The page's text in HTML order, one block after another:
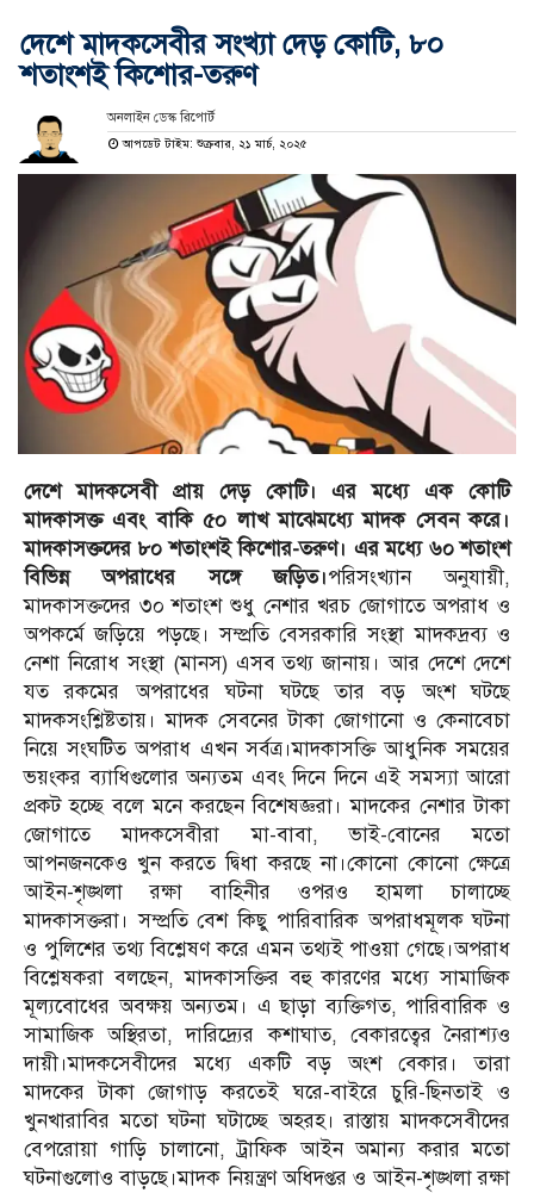
দেশে মাদকসেবীর সংখ্যা দেড় কোটি, ৮০
শতাংশই কিশোর-তরুণ
অনলাইন ডেস্ক রিপোর্ট
আপডেট টাইম: শুক্রবার, ২১ মার্চ, ২০২৫
দেশে মাদকসেবী প্রায় দেড় কোটি। এর মধ্যে এক কোটি
মাদকাসক্ত এবং বাকি ৫০ লাখ মাঝেমধ্যে মাদক সেবন করে।
মাদকাসক্তদের ৮০ শতাংশই কিশোর-তরুণ। এর মধ্যে ৬০ শতাংশ
বিভিন্ন অপরাধের সঙ্গে জড়িত।পরিসংখ্যান অনুযায়ী,
মাদকাসক্তদের ৩০ শতাংশ শুধু নেশার খরচ জোগাতে অপরাধ ও
অপকর্মে জড়িয়ে পড়ছে। সম্প্রতি বেসরকারি সংস্থা মাদকদ্রব্য ও
নেশা নিরোধ সংস্থা (মানস) এসব তথ্য জানায়। আর দেশে দেশে
যত রকমের অপরাধের ঘটনা ঘটছে তার বড় অংশ ঘটছে
মাদকসংশ্লিষ্টতায়। মাদক সেবনের টাকা জোগানো ও কেনাবেচা
নিয়ে সংঘটিত অপরাধ এখন সর্বত্র।মাদকাসক্তি আধুনিক সময়ের
ভয়ংকর ব্যাধিগুলোর অন্যতম এবং দিনে দিনে এই সমস্যা আরো
প্রকট হচ্ছে বলে মনে করছেন বিশেষজ্ঞরা। মাদকের নেশার টাকা
জোগাতে মাদকসেবীরা মা-বাবা, ভাই-বোনের মতো
আপনজনকেও খুন করতে দ্বিধা করছে না।কোনো কোনো ক্ষেত্রে
আইন-শৃঙ্খলা রক্ষা বাহিনীর ওপরও হামলা চালাচ্ছে
মাদকাসক্তরা। সম্প্রতি বেশ কিছু পারিবারিক অপরাধমূলক ঘটনা
ও পুলিশের তথ্য বিশ্লেষণ করে এমন তথ্যই পাওয়া গেছে।অপরাধ
বিশ্লেষকরা বলছেন, মাদকাসক্তির বহু কারণের মধ্যে সামাজিক
মূল্যবোধের অবক্ষয় অন্যতম। এ ছাড়া ব্যক্তিগত, পারিবারিক ও
সামাজিক অস্থিরতা, দারিদ্র্যের কশাঘাত, বেকারত্বের নৈরাশ্যও
দায়ী।মাদকসেবীদের মধ্যে একটি বড় অংশ বেকার। তারা
মাদকের টাকা জোগাড় করতেই ঘরে-বাইরে চুরি-ছিনতাই ও
খুনখারাবির মতো ঘটনা ঘটাচ্ছে অহরহ। রাস্তায় মাদকসেবীদের
বেপরোয়া গাড়ি চালানো, ট্রাফিক আইন অমান্য করার মতো
ঘটনাগুলোও বাড়ছে।মাদক নিয়ন্ত্রণ অধিদপ্তর ও আইন-শৃঙ্খলা রক্ষা